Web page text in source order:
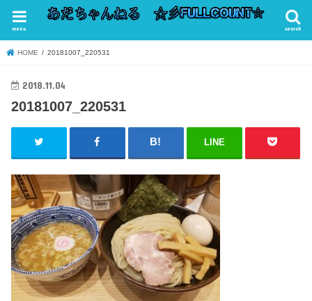
search
menu
HOME 20181007_220531
2018.11.04
20181007_220531
LINE